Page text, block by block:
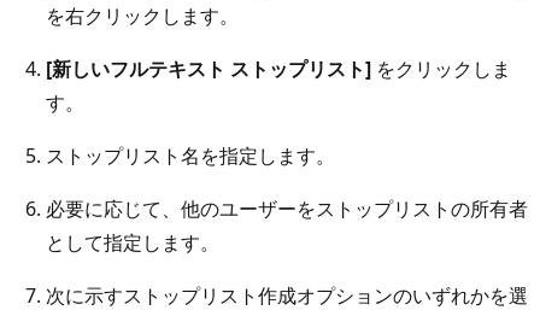
を右クリックします。
[新しいフルテキスト ストップリスト] をクリックしま
す。
ストップリスト名を指定します。
必要に応じて、他のユーザーをストップリストの所有者
として指定します。
次に示すストップリスト作成オプションのいずれかを選